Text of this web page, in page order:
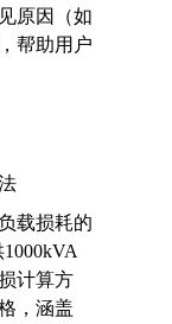
原因（如
帮助用户
载损耗的
计算方
，涵盖